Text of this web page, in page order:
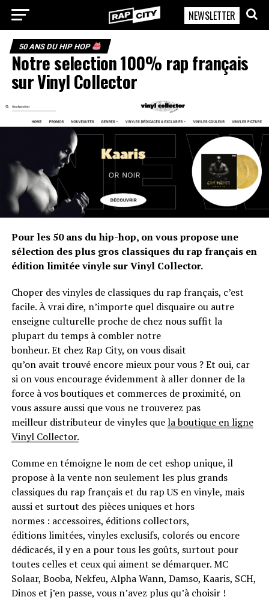
RapCity
NEWSLETTER
50 ANS DU HIP HOP
Notre selection 100% rap français
sur Vinyl Collector
Pour les 50 ans du hip-hop, on vous propose une
sélection des plus gros classiques du rap français en
édition limitée vinyle sur Vinyl Collector.
Choper des vinyles de classiques du rap français, c’est
facile.À vrai dire, n’importe quel disquaire ou autre
enseigne culturelle proche de chez nous suffit la
plupart du temps à combler notre
bonheur.Et chez Rap City, on vous disait
qu’on avait trouvé encore mieux pour vous ?Et oui, car
si on vous encourage évidemment à aller donner de la
force à vos boutiques et commerces de proximité, on
vous assure aussi que vous ne trouverez pas
meilleur distributeur de vinyles quela boutique en ligne
Vinyl Collector.
Comme en témoigne le nom de cet eshop unique, il
propose à la vente non seulement les plus grands
classiques du rap français et du rap US en vinyle, mais
aussi et surtout des pièces uniques ethors
normes: accessoires, éditions collectors,
éditionslimitées, vinyles exclusifs, colorés ou encore
dédicacés, il y en apour tous les goûts, surtout pour
toutes celles et ceux qui aiment se démarquer. MC
Solaar, Booba, Nekfeu, Alpha Wann, Damso, Kaaris, SCH,
Dinos et j’en passe, vous n’avez plus qu’à choisir !